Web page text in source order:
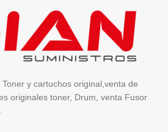
y cartuchos original,venta de
originales toner, Drum, venta Fusor